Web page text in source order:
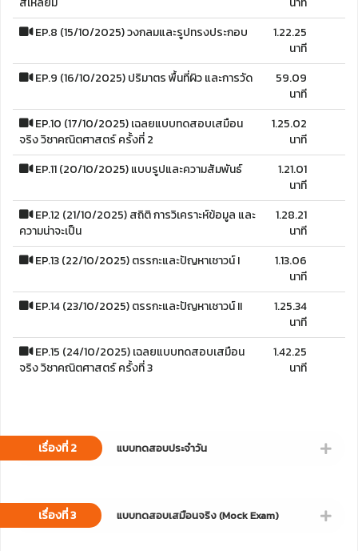
EP.8 (15/10/2025) วงกลมและรูปทรงประกอบ
1.22.25
นาที
EP.9 (16/10/2025) ปริมาตร พื้นที่ผิว และการวัด
59.09
นาที
EP.10 (17/10/2025) เฉลยแบบทดสอบเสมือน
จริง วิชาคณิตศาสตร์ ครั้งที่ 2
1.25.02
นาที
EP.11 (20/10/2025) แบบรูปและความสัมพันธ์
1.21.01
นาที
EP.12 (21/10/2025) สถิติ การวิเคราะห์ข้อมูล และ
ความน่าจะเป็น
1.28.21
นาที
EP.13 (22/10/2025) ตรรกะและปัญหาเชาวน์ I
1.13.06
นาที
EP.14 (23/10/2025) ตรรกะและปัญหาเชาวน์ II
1.25.34
นาที
EP.15 (24/10/2025) เฉลยแบบทดสอบเสมือน
จริง วิชาคณิตศาสตร์ ครั้งที่ 3
1.42.25
นาที
เรื่องที่ 2 แบบทดสอบประจำวัน
เรื่องที่ 3 แบบทดสอบเสมือนจริง (Mock Exam)